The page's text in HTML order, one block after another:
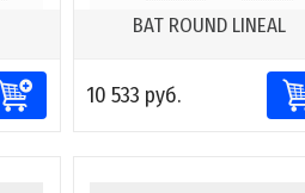
BAT ROUND LINEAL
10 533 руб.